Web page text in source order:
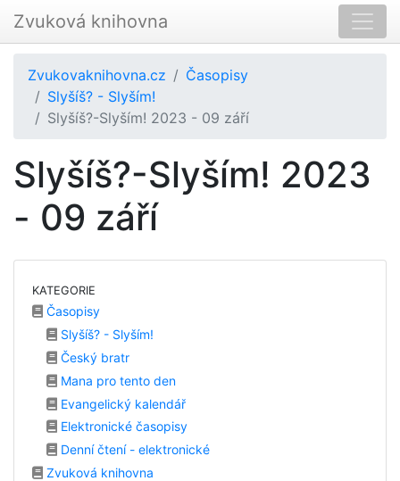
Zvuková knihovna
Zvukovaknihovna.cz
Časopisy
Slyšíš? - Slyším!
Slyšíš?-Slyším! 2023 - 09 září
Slyšíš?-Slyším! 2023
- 09 září
KATEGORIE
Časopisy
Slyšíš? - Slyším!
Český bratr
Mana pro tento den
Evangelický kalendář
Elektronické časopisy
Denní čtení - elektronické
Zvuková knihovna